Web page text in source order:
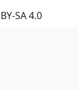
SA 4.0